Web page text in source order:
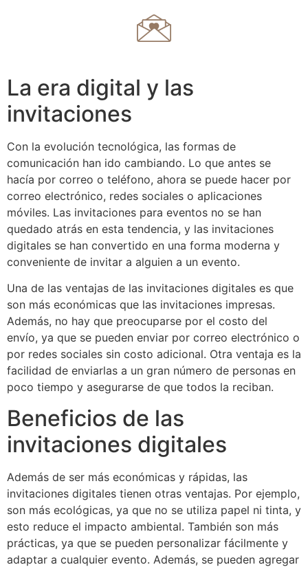
La era digital y las
invitaciones
Con la evolución tecnológica, las formas de
comunicación han ido cambiando. Lo que antes se
hacía por correo o teléfono, ahora se puede hacer por
correo electrónico, redes sociales o aplicaciones
móviles. Las invitaciones para eventos no se han
quedado atrás en esta tendencia, y las invitaciones
digitales se han convertido en una forma moderna y
conveniente de invitar a alguien a un evento.
Una de las ventajas de las invitaciones digitales es que
son más económicas que las invitaciones impresas.
Además, no hay que preocuparse por el costo del
envío, ya que se pueden enviar por correo electrónico o
por redes sociales sin costo adicional. Otra ventaja es la
facilidad de enviarlas a un gran número de personas en
poco tiempo y asegurarse de que todos la reciban.
Beneficios de las
invitaciones digitales
Además de ser más económicas y rápidas, las
invitaciones digitales tienen otras ventajas. Por ejemplo,
son más ecológicas, ya que no se utiliza papel ni tinta, y
esto reduce el impacto ambiental. También son más
prácticas, ya que se pueden personalizar fácilmente y
adaptar a cualquier evento. Además, se pueden agregar